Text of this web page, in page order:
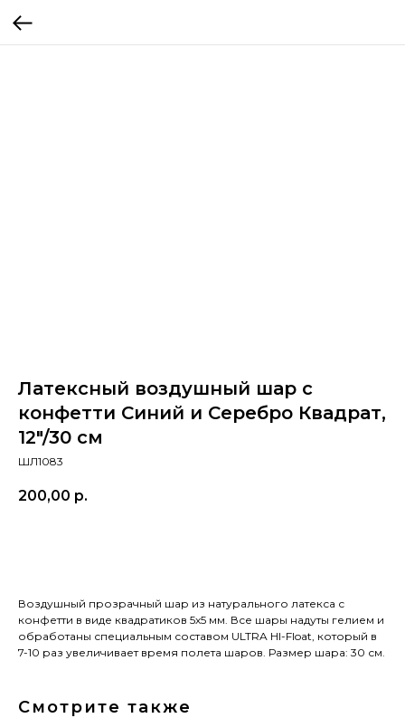
Латексный воздушный шар с
конфетти Синий и Серебро Квадрат,
12"/30 см
ШЛ1083
200,00 р.
Воздушный прозрачный шар из натурального латекса с
конфетти в виде квадратиков 5х5 мм. Все шары надуты гелием и
обработаны специальным составом ULTRA HI-Float, который в
7-10 раз увеличивает время полета шаров. Размер шара: 30 см.
Смотрите также